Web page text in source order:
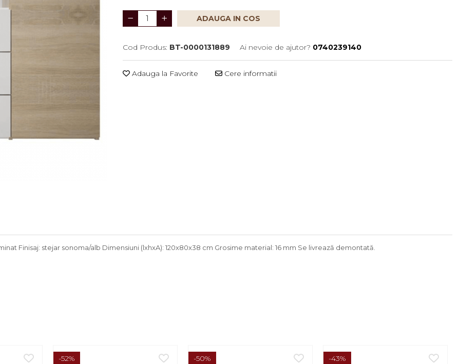
ADAUGA IN COS
Cod Produs: BT-0000131889 Ai nevoie de ajutor? 0740239140
Adauga la Favorite Cere informatii
Finisaj: stejar sonoma/alb Dimensiuni (lxhxA): 120x80x38 cm Grosime material: 16 mm Se livrează demontată.
-52%
-50%
-43%